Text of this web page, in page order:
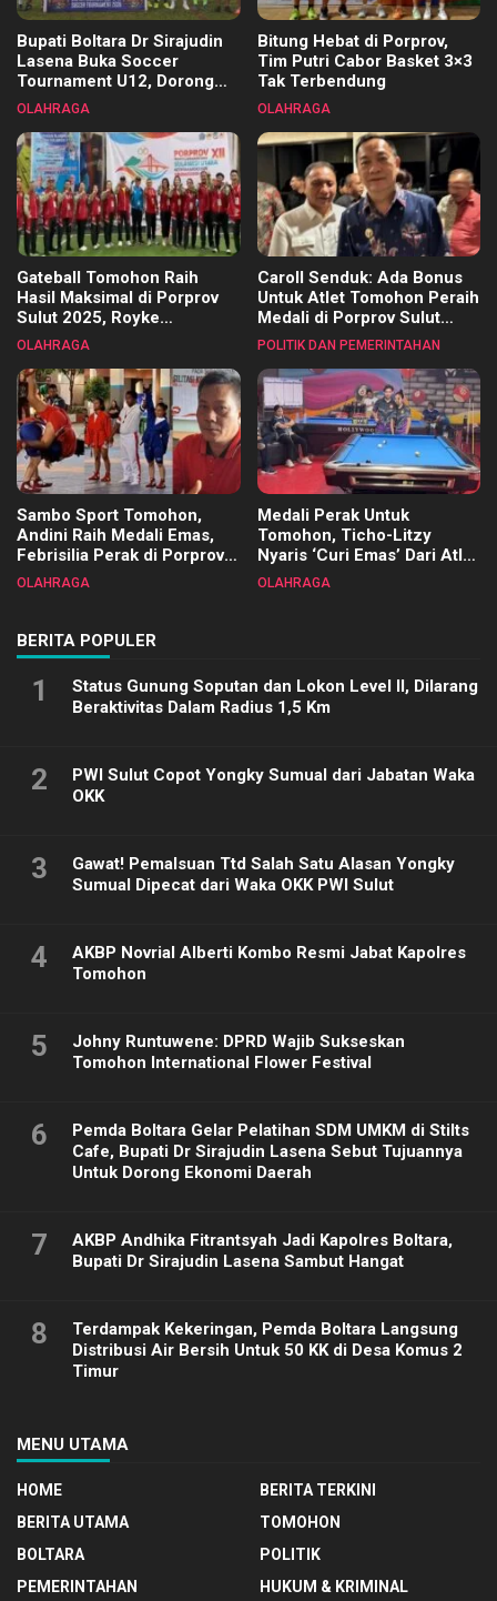
Bupati Boltara Dr Sirajudin
Lasena Buka Soccer
Tournament U12, Dorong
Pembinaan Merata di Setiap
OLAHRAGA
Bitung Hebat di Porprov,
Tim Putri Cabor Basket 3×3
Tak Terbendung
OLAHRAGA
Gateball Tomohon Raih
Hasil Maksimal di Porprov
Sulut 2025, Royke
Tangkawarouw Ucapkan
OLAHRAGA
Caroll Senduk: Ada Bonus
Untuk Atlet Tomohon Peraih
Medali di Porprov Sulut
2025
POLITIK DAN PEMERINTAHAN
Sambo Sport Tomohon,
Andini Raih Medali Emas,
Febrisilia Perak di Porprov
Sulut 2025
OLAHRAGA
Medali Perak Untuk
Tomohon, Ticho-Litzy
Nyaris ‘Curi Emas’ Dari Atlet
Biliar PON di Porprov Sulut
OLAHRAGA
BERITA POPULER
1
Status Gunung Soputan dan Lokon Level II, Dilarang
Beraktivitas Dalam Radius 1,5 Km
2
PWI Sulut Copot Yongky Sumual dari Jabatan Waka
OKK
3
Gawat! Pemalsuan Ttd Salah Satu Alasan Yongky
Sumual Dipecat dari Waka OKK PWI Sulut
4
AKBP Novrial Alberti Kombo Resmi Jabat Kapolres
Tomohon
5
Johny Runtuwene: DPRD Wajib Sukseskan
Tomohon International Flower Festival
6
Pemda Boltara Gelar Pelatihan SDM UMKM di Stilts
Cafe, Bupati Dr Sirajudin Lasena Sebut Tujuannya
Untuk Dorong Ekonomi Daerah
7
AKBP Andhika Fitrantsyah Jadi Kapolres Boltara,
Bupati Dr Sirajudin Lasena Sambut Hangat
8
Terdampak Kekeringan, Pemda Boltara Langsung
Distribusi Air Bersih Untuk 50 KK di Desa Komus 2
Timur
MENU UTAMA
HOME
BERITA TERKINI
BERITA UTAMA
TOMOHON
BOLTARA
POLITIK
PEMERINTAHAN
HUKUM & KRIMINAL